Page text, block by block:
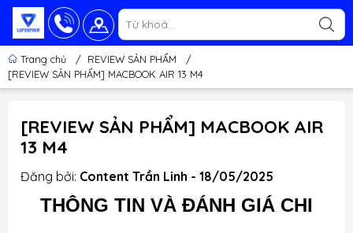
Trang chủ / REVIEW SẢN PHẨM
/
[REVIEW SẢN PHẨM] MACBOOK AIR 13 M4
[REVIEW SẢN PHẨM] MACBOOK AIR
13 M4
Đăng bởi: Content Trần Linh - 18/05/2025
THÔNG TIN VÀ ĐÁNH GIÁ CHI